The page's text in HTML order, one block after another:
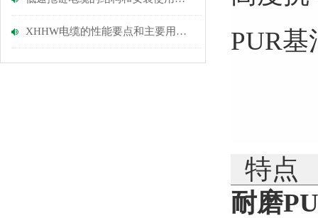
XHHW电缆的性能要点和主要用途说明
PUR
特点
耐磨